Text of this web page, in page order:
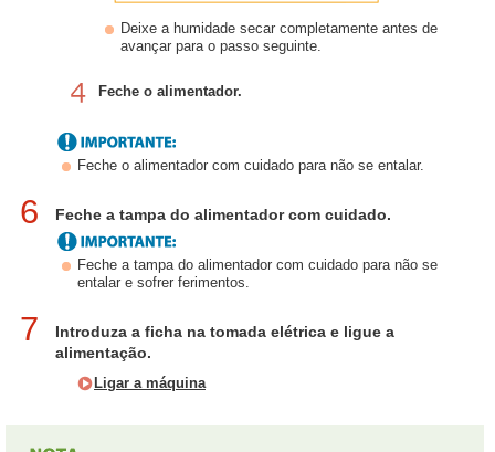
Deixe a humidade secar completamente antes de
avançar para o passo seguinte.
Feche o alimentador.
Feche o alimentador com cuidado para não se entalar.
6 Feche a tampa do alimentador com cuidado.
Feche a tampa do alimentador com cuidado para não se
entalar e sofrer ferimentos.
7
Introduza a ficha na tomada elétrica e ligue a
alimentação.
Ligar a máquina